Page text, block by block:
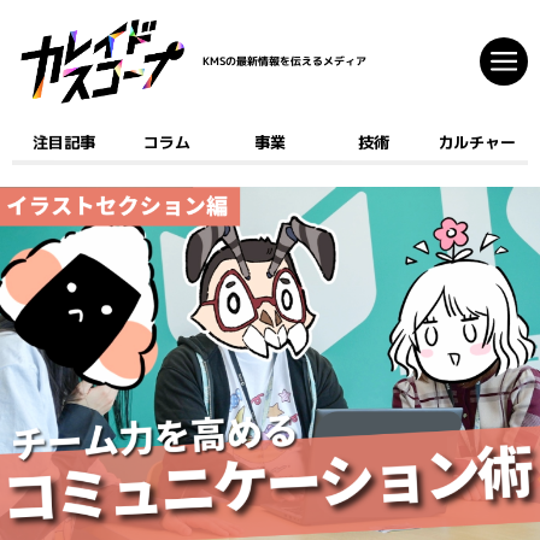
コラム
事業
技術
カルチャー
クリエイティブ
開発
ゲーム
AI
デジタルコミック
マーケティング
KMSの最新情報を伝えるメディア
注目記事 コラム 事業 技術 カルチャー